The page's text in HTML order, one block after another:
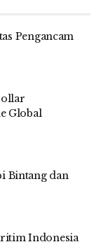
Pengancam
Global
Bintang dan
Indonesia